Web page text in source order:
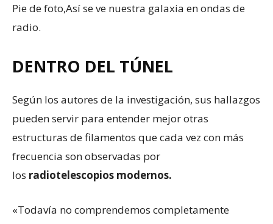
Pie de foto,Así se ve nuestra galaxia en ondas de
radio.
DENTRO DEL TÚNEL
Según los autores de la investigación, sus hallazgos
pueden servir para entender mejor otras
estructuras de filamentos que cada vez con más
frecuencia son observadas por
los radiotelescopios modernos.
«Todavía no comprendemos completamente